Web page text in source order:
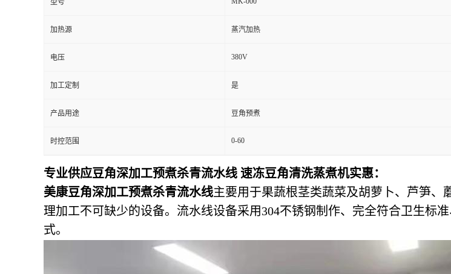
型号
加热源 蒸汽加热
电压 380V
加工定制 是
产品用途 豆角预煮
时控范围 0-60
专业供应豆角深加工预煮杀青流水线 速冻豆角清洗蒸煮机实惠：
美康豆角深加工预煮杀青流水线主要用于果蔬根茎类蔬菜及胡萝卜、芦笋
理加工不可缺少的设备。流水线设备采用304不锈钢制作、完全符合卫生标
式。